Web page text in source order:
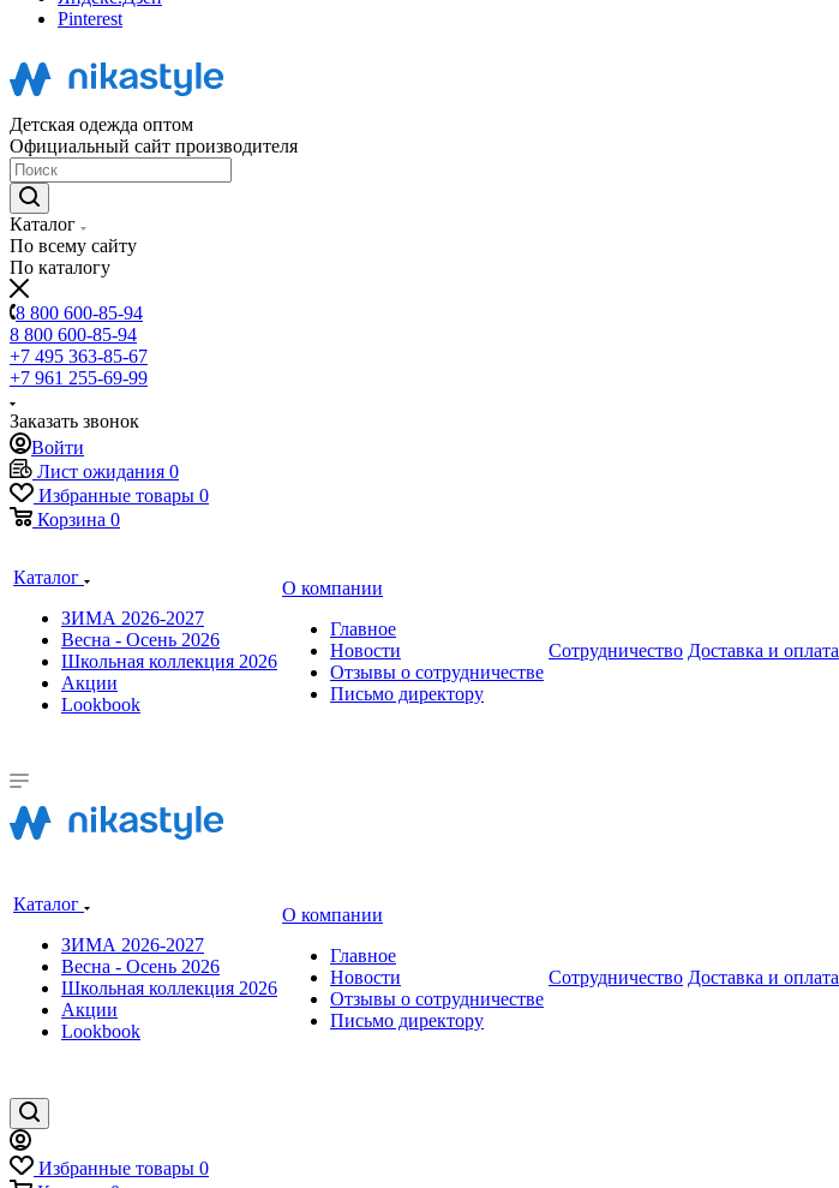
Pinterest
Детская одежда оптом
Официальный сайт производителя
Каталог
По всему сайту
По каталогу
8 800 600-85-94
8 800 600-85-94
+7 495 363-85-67
+7 961 255-69-99
Заказать звонок
Войти
Лист ожидания 0
Избранные товары 0
Корзина 0
Каталог
ЗИМА 2026-2027
Весна - Осень 2026
Школьная коллекция 2026
Акции
Lookbook
О компании
Главное
Новости
Отзывы о сотрудничестве
Письмо директору
Сотрудничество Доставка и оплата
Каталог
ЗИМА 2026-2027
Весна - Осень 2026
Школьная коллекция 2026
Акции
Lookbook
О компании
Главное
Новости
Отзывы о сотрудничестве
Письмо директору
Сотрудничество Доставка и оплата
Избранные товары 0